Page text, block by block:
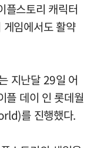
플스토리 캐릭터
임에서도 활약
지난달 29일 어
플 데이 인 롯데월
를 진행했다.